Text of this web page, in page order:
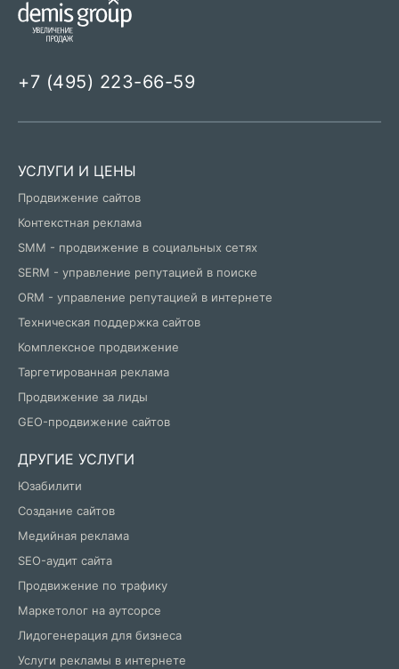
+7 (495) 223-66-59
УСЛУГИ И ЦЕНЫ
Продвижение сайтов
Контекстная реклама
SMM - продвижение в социальных сетях
SERM - управление репутацией в поиске
ORM - управление репутацией в интернете
Техническая поддержка сайтов
Комплексное продвижение
Таргетированная реклама
Продвижение за лиды
GEO-продвижение сайтов
ДРУГИЕ УСЛУГИ
Юзабилити
Создание сайтов
Медийная реклама
SEO-аудит сайта
Продвижение по трафику
Маркетолог на аутсорсе
Лидогенерация для бизнеса
Услуги рекламы в интернете